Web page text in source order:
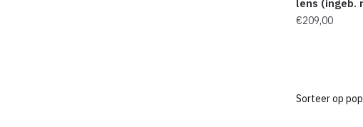
lens (ingeb.
€209,00